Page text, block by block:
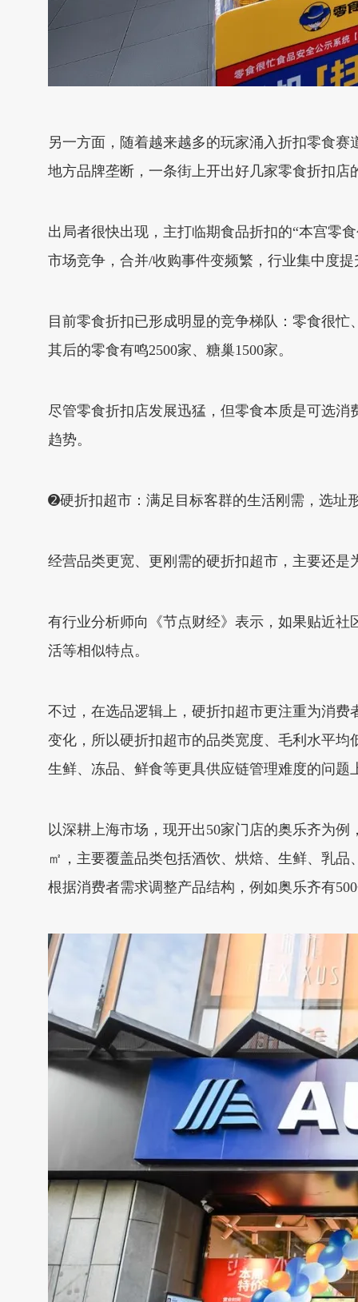
另一方面，随着越来越多的玩家涌入折扣零食
地方品牌垄断，一条街上开出好几家零食折扣
出局者很快出现，主打临期食品折扣的“本宫零
市场竞争，合并/收购事件变频繁，行业集中度
目前零食折扣已形成明显的竞争梯队：零食很
其后的零食有鸣2500家、糖巢1500家。
尽管零食折扣店发展迅猛，但零食本质是可选
趋势。
➋硬折扣超市：满足目标客群的生活刚需，选址
经营品类更宽、更刚需的硬折扣超市，主要还
有行业分析师向《节点财经》表示，如果贴近
活等相似特点。
不过，在选品逻辑上，硬折扣超市更注重为消
变化，所以硬折扣超市的品类宽度、毛利水平
生鲜、冻品、鲜食等更具供应链管理难度的问
以深耕上海市场，现开出50家门店的奥乐齐为
㎡，主要覆盖品类包括酒饮、烘焙、生鲜、乳
根据消费者需求调整产品结构，例如奥乐齐有